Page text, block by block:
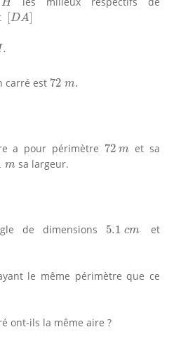
H
[DA
[DA]
.
carré est 72 m.
72 m
a pour périmètre 72 m
72m et sa
m
msa largeur.
de dimensions 5.1 cm
5.1 cm et
le même périmètre que ce
ont-ils la même aire ?